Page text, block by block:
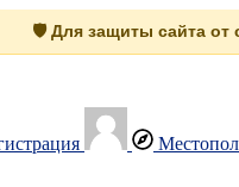
🛡️ Для защиты сайта от